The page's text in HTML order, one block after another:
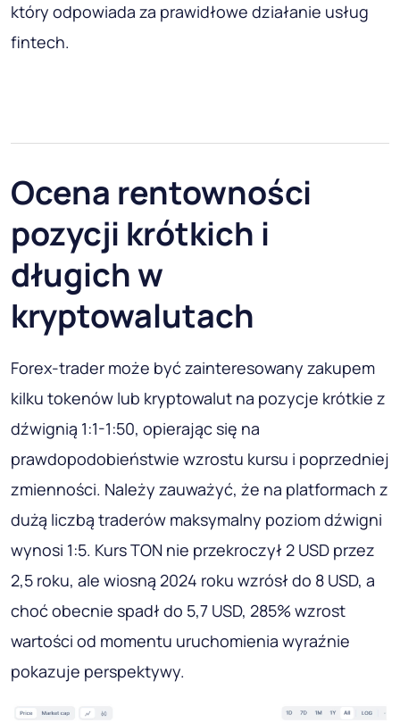
który odpowiada za prawidłowe działanie usług
fintech.
Ocena rentowności
pozycji krótkich i
długich w
kryptowalutach
Forex-trader może być zainteresowany zakupem
kilku tokenów lub kryptowalut na pozycje krótkie z
dźwignią 1:1-1:50, opierając się na
prawdopodobieństwie wzrostu kursu i poprzedniej
zmienności. Należy zauważyć, że na platformach z
dużą liczbą traderów maksymalny poziom dźwigni
wynosi 1:5. Kurs TON nie przekroczył 2 USD przez
2,5 roku, ale wiosną 2024 roku wzrósł do 8 USD, a
choć obecnie spadł do 5,7 USD, 285% wzrost
wartości od momentu uruchomienia wyraźnie
pokazuje perspektywy.